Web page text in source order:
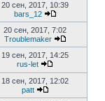
20 сен, 2017, 10:39
bars_12
20 сен, 2017, 7:02
Troublemaker
19 сен, 2017, 14:25
rus-let
18 сен, 2017, 12:02
patt